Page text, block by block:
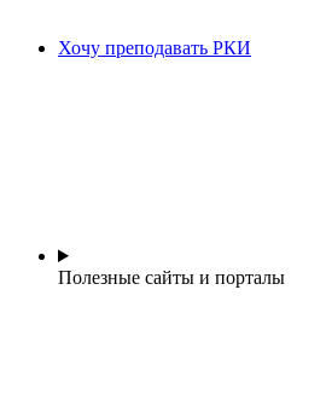
Хочу преподавать РКИ
Полезные сайты и порталы